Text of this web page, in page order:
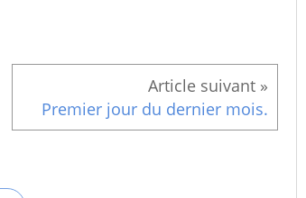
Premier jour du dernier mois.